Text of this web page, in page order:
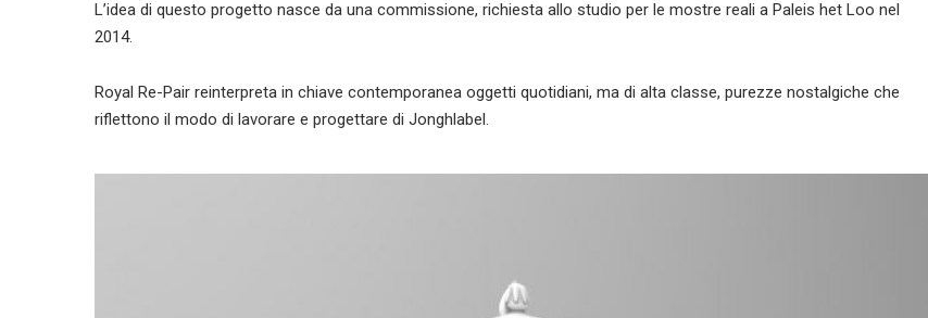
L’idea di questo progetto nasce da una commissione, richiesta allo studio per le mostre reali a Paleis het Loo nel
2014.
Royal Re-Pair reinterpreta in chiave contemporanea oggetti quotidiani, ma di alta classe, purezze nostalgiche che
riflettono il modo di lavorare e progettare di Jonghlabel.